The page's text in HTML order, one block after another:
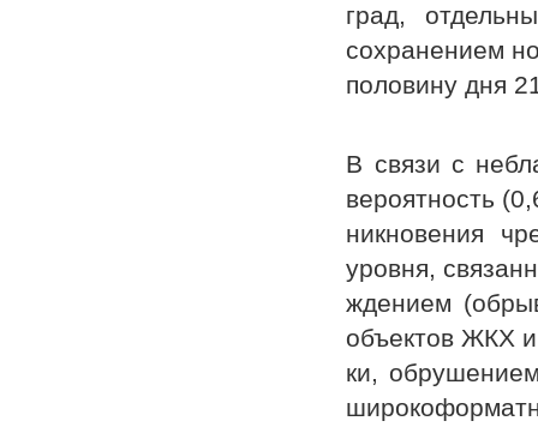
град,
сохранением
половину дня
В связи с
вероятность
никновения
уровня,
ждением
объектов ЖКХ и
ки,